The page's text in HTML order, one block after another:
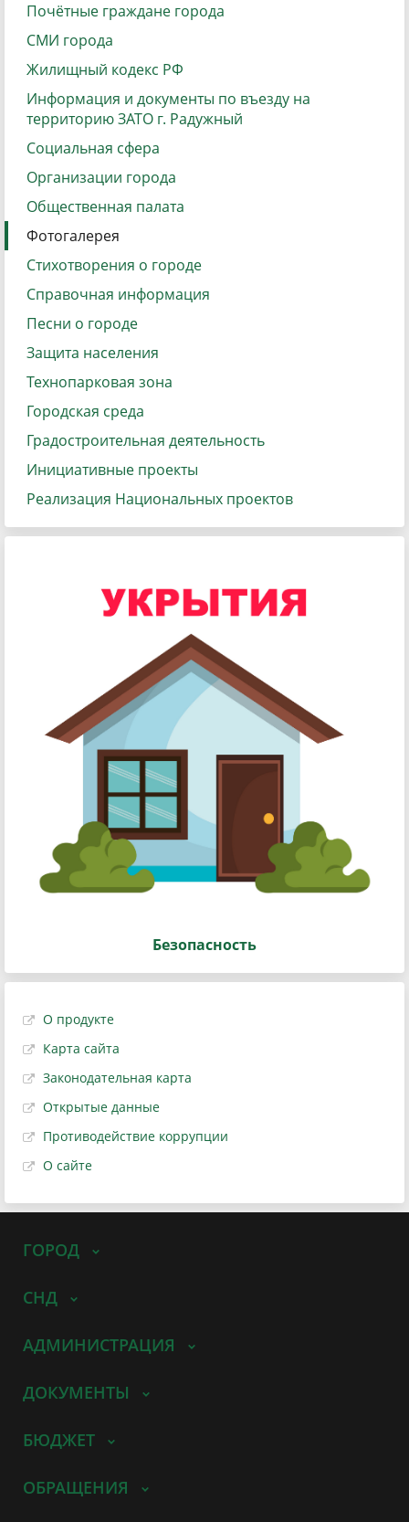
Почётные граждане города
СМИ города
Жилищный кодекс РФ
Информация и документы по въезду на
территорию ЗАТО г. Радужный
Социальная сфера
Организации города
Общественная палата
Фотогалерея
Стихотворения о городе
Справочная информация
Песни о городе
Защита населения
Технопарковая зона
Городская среда
Градостроительная деятельность
Инициативные проекты
Реализация Национальных проектов
Безопасность
О продукте
Карта сайта
Законодательная карта
Открытые данные
Противодействие коррупции
О сайте
ГОРОД
СНД
АДМИНИСТРАЦИЯ
ДОКУМЕНТЫ
БЮДЖЕТ
ОБРАЩЕНИЯ